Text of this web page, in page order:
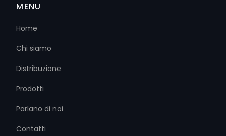
MENU
Home
Chi siamo
Distribuzione
Prodotti
Parlano di noi
Contatti